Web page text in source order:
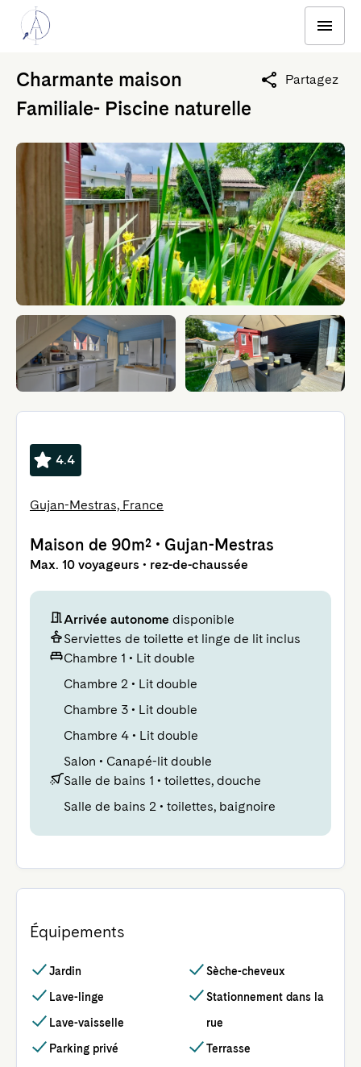
Charmante maison
Familiale- Piscine naturelle
Partagez
4.4
Gujan-Mestras, France
Maison de 90m² • Gujan-Mestras
Max. 10 voyageurs • rez-de-chaussée
Arrivée autonome disponible
Serviettes de toilette et linge de lit inclus
Chambre 1 • Lit double
Chambre 2 • Lit double
Chambre 3 • Lit double
Chambre 4 • Lit double
Salon • Canapé-lit double
Salle de bains 1 • toilettes, douche
Salle de bains 2 • toilettes, baignoire
Équipements
Jardin
Lave-linge
Lave-vaisselle
Parking privé
Sèche-cheveux
Stationnement dans la
rue
Terrasse